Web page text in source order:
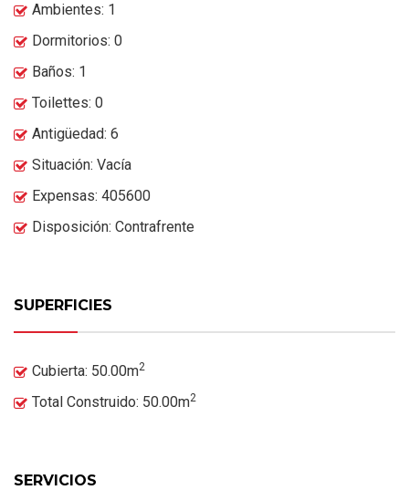
Ambientes: 1
Dormitorios: 0
Baños: 1
Toilettes: 0
Antigüedad: 6
Situación: Vacía
Expensas: 405600
Disposición: Contrafrente
SUPERFICIES
Cubierta: 50.00m2
Total Construido: 50.00m2
SERVICIOS